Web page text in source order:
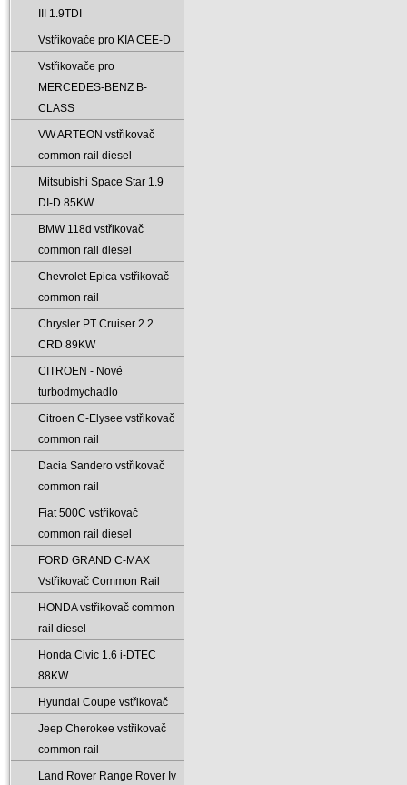
III 1.9TDI
Vstřikovače pro KIA CEE-D
Vstřikovače pro
MERCEDES-BENZ B-
CLASS
VW ARTEON vstřikovač
common rail diesel
Mitsubishi Space Star 1.9
DI-D 85KW
BMW 118d vstřikovač
common rail diesel
Chevrolet Epica vstřikovač
common rail
Chrysler PT Cruiser 2.2
CRD 89KW
CITROEN - Nové
turbodmychadlo
Citroen C-Elysee vstřikovač
common rail
Dacia Sandero vstřikovač
common rail
Fiat 500C vstřikovač
common rail diesel
FORD GRAND C-MAX
Vstřikovač Common Rail
HONDA vstřikovač common
rail diesel
Honda Civic 1.6 i-DTEC
88KW
Hyundai Coupe vstřikovač
Jeep Cherokee vstřikovač
common rail
Land Rover Range Rover Iv